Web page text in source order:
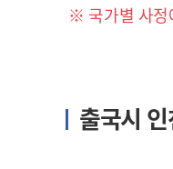
※ 국가별 사정
출국시